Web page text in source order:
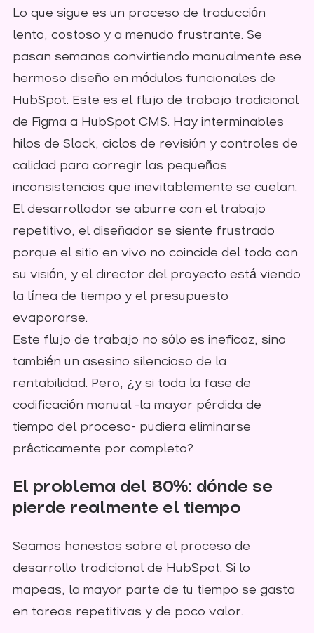
Lo que sigue es un proceso de traducción
lento, costoso y a menudo frustrante. Se
pasan semanas convirtiendo manualmente ese
hermoso diseño en módulos funcionales de
HubSpot. Este es el flujo de trabajo tradicional
de Figma a HubSpot CMS. Hay interminables
hilos de Slack, ciclos de revisión y controles de
calidad para corregir las pequeñas
inconsistencias que inevitablemente se cuelan.
El desarrollador se aburre con el trabajo
repetitivo, el diseñador se siente frustrado
porque el sitio en vivo no coincide del todo con
su visión, y el director del proyecto está viendo
la línea de tiempo y el presupuesto
evaporarse.
Este flujo de trabajo no sólo es ineficaz, sino
también un asesino silencioso de la
rentabilidad. Pero, ¿y si toda la fase de
codificación manual -la mayor pérdida de
tiempo del proceso- pudiera eliminarse
prácticamente por completo?
El problema del 80%: dónde se
pierde realmente el tiempo
Seamos honestos sobre el proceso de
desarrollo tradicional de HubSpot. Si lo
mapeas, la mayor parte de tu tiempo se gasta
en tareas repetitivas y de poco valor.